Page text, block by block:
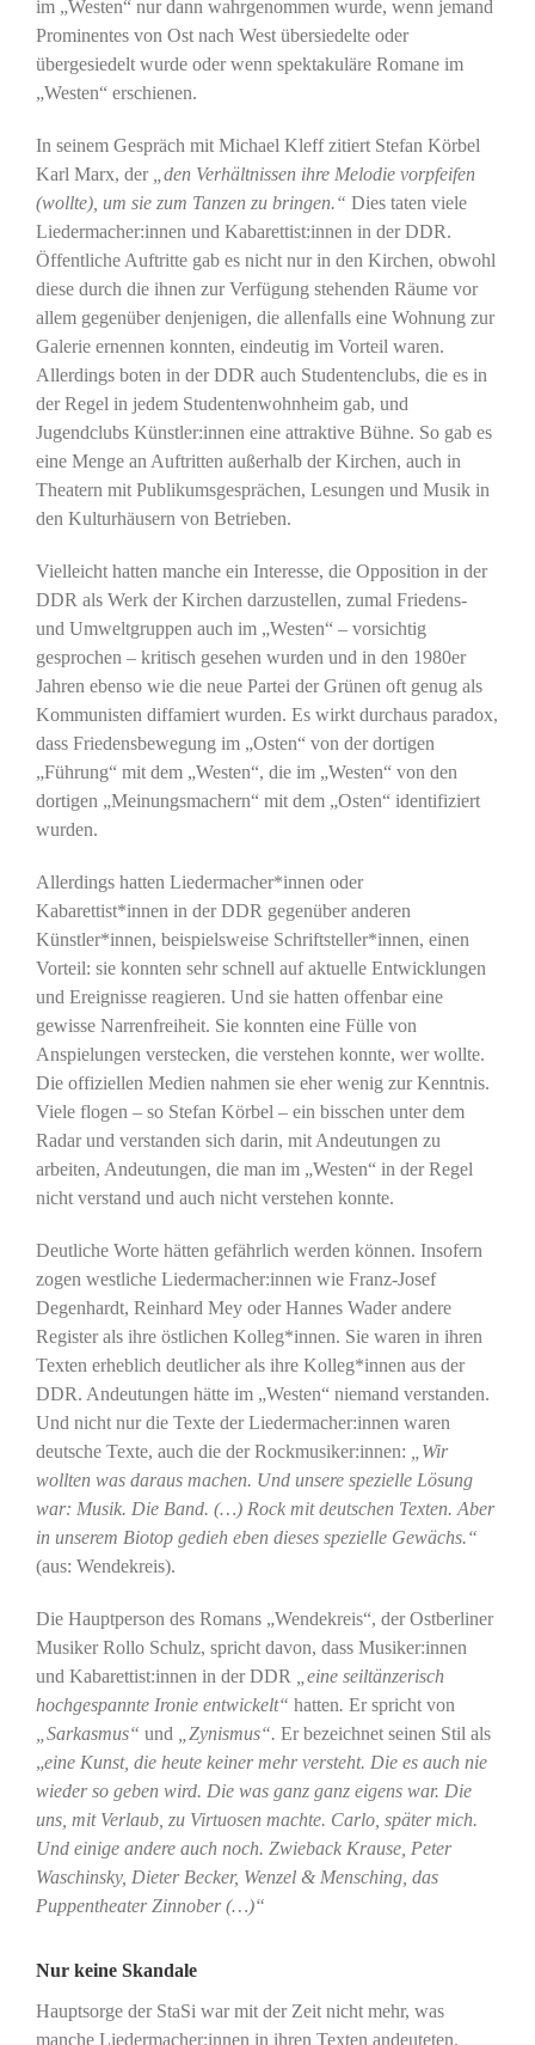
im „Westen“ nur dann wahrgenommen wurde, wenn jemand
Prominentes von Ost nach West übersiedelte oder
übergesiedelt wurde oder wenn spektakuläre Romane im
„Westen“ erschienen.
In seinem Gespräch mit Michael Kleff zitiert Stefan Körbel
Karl Marx, der
„den Verhältnissen ihre Melodie vorpfeifen
(wollte), um sie zum Tanzen zu bringen.“ Dies taten viele
Liedermacher:innen und Kabarettist:innen in der DDR.
Öffentliche Auftritte gab es nicht nur in den Kirchen, obwohl
diese durch die ihnen zur Verfügung stehenden Räume vor
allem gegenüber denjenigen, die allenfalls eine Wohnung zur
Galerie ernennen konnten, eindeutig im Vorteil waren.
Allerdings boten in der DDR auch Studentenclubs, die es in
der Regel in jedem Studentenwohnheim gab, und
Jugendclubs Künstler:innen eine attraktive Bühne. So gab es
eine Menge an Auftritten außerhalb der Kirchen, auch in
Theatern mit Publikumsgesprächen, Lesungen und Musik in
den Kulturhäusern von Betrieben.
Vielleicht hatten manche ein Interesse, die Opposition in der
DDR als Werk der Kirchen darzustellen, zumal Friedens-
und Umweltgruppen auch im „Westen“ – vorsichtig
gesprochen – kritisch gesehen wurden und in den 1980er
Jahren ebenso wie die neue Partei der Grünen oft genug als
Kommunisten diffamiert wurden. Es wirkt durchaus paradox,
dass Friedensbewegung im „Osten“ von der dortigen
„Führung“ mit dem „Westen“, die im „Westen“ von den
dortigen „Meinungsmachern“ mit dem „Osten“ identifiziert
wurden.
Allerdings hatten Liedermacher*innen oder
Kabarettist*innen in der DDR gegenüber anderen
Künstler*innen, beispielsweise Schriftsteller*innen, einen
Vorteil: sie konnten sehr schnell auf aktuelle Entwicklungen
und Ereignisse reagieren. Und sie hatten offenbar eine
gewisse Narrenfreiheit. Sie konnten eine Fülle von
Anspielungen verstecken, die verstehen konnte, wer wollte.
Die offiziellen Medien nahmen sie eher wenig zur Kenntnis.
Viele flogen – so Stefan Körbel – ein bisschen unter dem
Radar und verstanden sich darin, mit Andeutungen zu
arbeiten, Andeutungen, die man im „Westen“ in der Regel
nicht verstand und auch nicht verstehen konnte.
Deutliche Worte hätten gefährlich werden können. Insofern
zogen westliche Liedermacher:innen wie Franz-Josef
Degenhardt, Reinhard Mey oder Hannes Wader andere
Register als ihre östlichen Kolleg*innen. Sie waren in ihren
Texten erheblich deutlicher als ihre Kolleg*innen aus der
DDR. Andeutungen hätte im „Westen“ niemand verstanden.
Und nicht nur die Texte der Liedermacher:innen waren
deutsche Texte, auch die der Rockmusiker:innen:
„Wir
wollten was daraus machen. Und unsere spezielle Lösung
war: Musik. Die Band. (…) Rock mit deutschen Texten. Aber
in unserem Biotop gedieh eben dieses spezielle Gewächs.“
(aus: Wendekreis).
Die Hauptperson des Romans „Wendekreis“, der Ostberliner
Musiker Rollo Schulz, spricht davon, dass Musiker:innen
und Kabarettist:innen in der DDR
„eine seiltänzerisch
hochgespannte Ironie entwickelt“ hatten. Er spricht von
„Sarkasmus“ und „Zynismus“. Er bezeichnet seinen Stil als
„eine Kunst, die heute keiner mehr versteht. Die es auch nie
wieder so geben wird. Die was ganz ganz eigens war. Die
uns, mit Verlaub, zu Virtuosen machte. Carlo, später mich.
Und einige andere auch noch. Zwieback Krause, Peter
Waschinsky, Dieter Becker, Wenzel & Mensching, das
Puppentheater Zinnober (…)“
Nur keine Skandale
Hauptsorge der StaSi war mit der Zeit nicht mehr, was
manche Liedermacher:innen in ihren Texten andeuteten.